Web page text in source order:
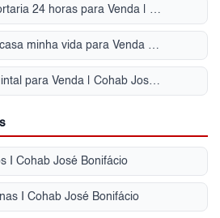
Apartamento com portaria 24 horas para Venda | Cohab José Bonifácio
Apartamento minha casa minha vida para Venda | Cohab José Bonifácio
Casa Térrea com quintal para Venda | Cohab José Bonifácio
I Cohab José Bonifácio
I Cohab José Bonifácio